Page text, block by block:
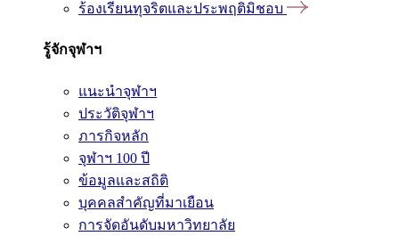
ร้องเรียนทุจริตและประพฤติมิชอบ
รู้จักจุฬาฯ
แนะนำจุฬาฯ
ประวัติจุฬาฯ
ภารกิจหลัก
จุฬาฯ 100 ปี
ข้อมูลและสถิติ
บุคคลสำคัญที่มาเยือน
การจัดอันดับมหาวิทยาลัย